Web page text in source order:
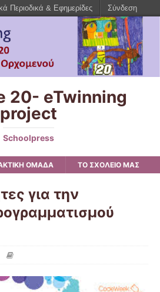
20- eTwinning
project
Schoolpress
ΟΜΑΔΑ ΤΟ ΣΧΟΛΕΙΟ ΜΑΣ
για την
Περιοδικά & Εφημερίδες Σύνδεση